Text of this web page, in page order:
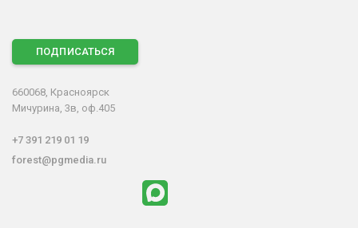
ПОДПИСАТЬСЯ
660068, Красноярск
Мичурина, 3в, оф.405
+7 391 219 01 19
forest@pgmedia.ru